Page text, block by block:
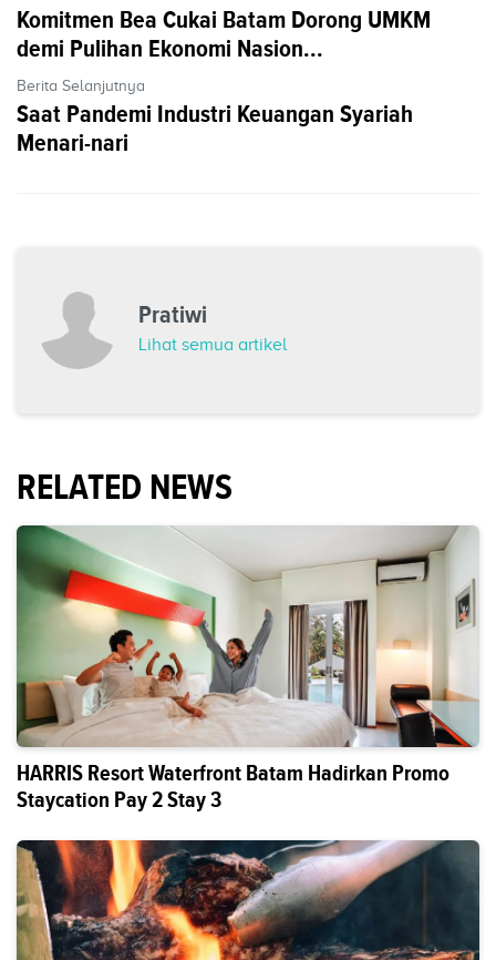
Komitmen Bea Cukai Batam Dorong UMKM
demi Pulihan Ekonomi Nasion...
Berita Selanjutnya
Saat Pandemi Industri Keuangan Syariah
Menari-nari
Pratiwi
Lihat semua artikel
RELATED NEWS
HARRIS Resort Waterfront Batam Hadirkan Promo
Staycation Pay 2 Stay 3